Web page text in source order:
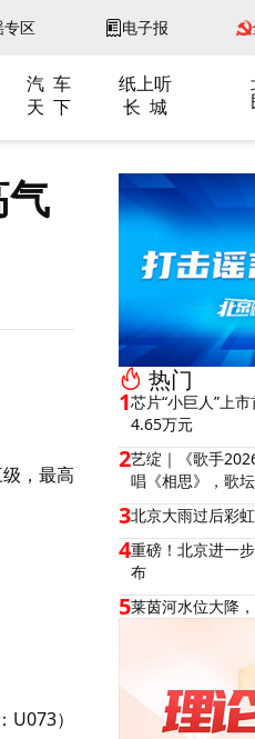
专区 电子报
汽 车
纸上听
天 下 长 城
，最高
U073）
热门
1芯片“小巨人”上
4.65万元
2艺绽｜《歌手
唱《相思》，歌
3北京大雨过后彩
4重磅！北京进一
布
5莱茵河水位大降